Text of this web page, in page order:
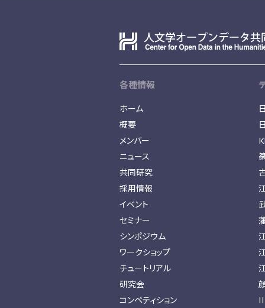
各種情報
ホーム
概要
メンバー
ニュース
共同研究
採用情報
イベント
セミナー
シンポジウム
ワークショップ
チュートリアル
研究会
コンペティション